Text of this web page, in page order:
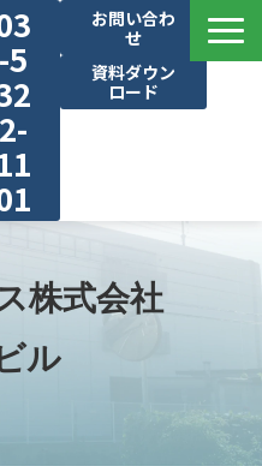
-5
2-
お問い合わ
せ
資料ダウン
ロード
理由
績
株式会社
ル